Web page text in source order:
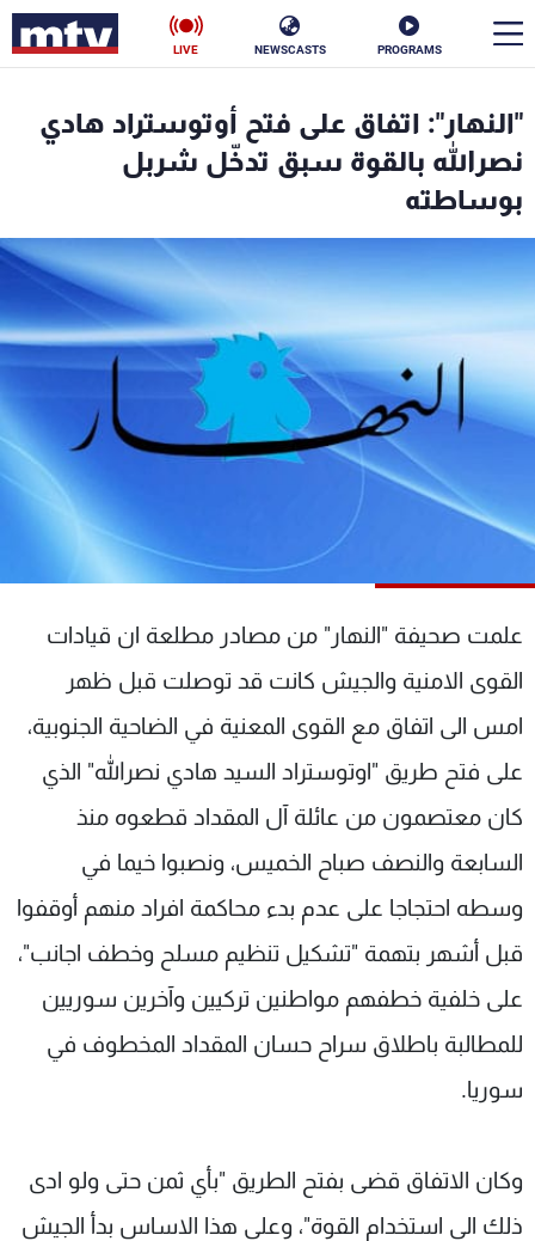
PROGRAMS
NEWSCASTS
LIVE
"النهار": اتفاق على فتح أوتوستراد هادي
نصرالله بالقوة سبق تدخّل شربل
بوساطته
علمت صحيفة "النهار" من مصادر مطلعة ان قيادات
القوى الامنية والجيش كانت قد توصلت قبل ظهر
امس الى اتفاق مع القوى المعنية في الضاحية الجنوبية،
على فتح طريق "اوتوستراد السيد هادي نصرالله" الذي
كان معتصمون من عائلة آل المقداد قطعوه منذ
السابعة والنصف صباح الخميس، ونصبوا خيما في
وسطه احتجاجا على عدم بدء محاكمة افراد منهم أوقفوا
قبل أشهر بتهمة "تشكيل تنظيم مسلح وخطف اجانب"،
على خلفية خطفهم مواطنين تركيين وآخرين سوريين
للمطالبة باطلاق سراح حسان المقداد المخطوف في
سوريا.
وكان الاتفاق قضى بفتح الطريق "بأي ثمن حتى ولو ادى
ذلك الى استخدام القوة"، وعلى هذا الاساس بدأ الجيش
الأخبار
سياسة
إقتصاد فن
منوعات رياضة
كأس العالم
البرامج
جدول البرامج
الترددات
عن MTV
الإنـتـاج
لاعلاناتكم
وظائف
تواصل معنا
شروط الإسـتخدام
سياسة الخصوصية